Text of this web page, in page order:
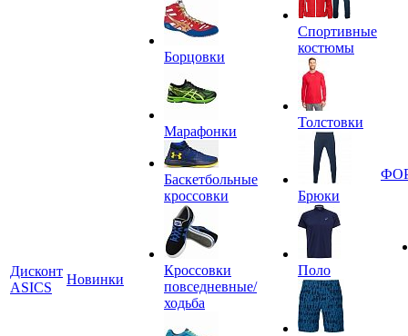
Дисконт
ASICS
Новинки
Борцовки
Марафонки
Баскетбольные
кроссовки
Кроссовки
повседневные/
ходьба
Спортивные
костюмы
Толстовки
Брюки
Поло